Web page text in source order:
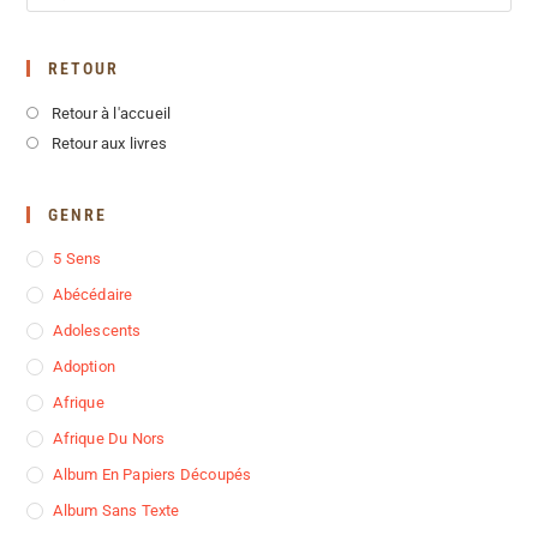
RETOUR
Retour à l'accueil
Retour aux livres
GENRE
5 Sens
Abécédaire
Adolescents
Adoption
Afrique
Afrique Du Nors
Album En Papiers Découpés
Album Sans Texte